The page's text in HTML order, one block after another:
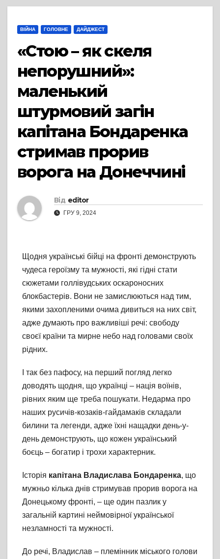
ВІЙНА ГОЛОВНЕ ДАЙДЖЕСТ
«Стою – як скеля
непорушний»:
маленький
штурмовий загін
капітана Бондаренка
стримав прорив
ворога на Донеччині
Від editor
ГРУ 9, 2024
Щодня українські бійці на фронті демонструють
чудеса героїзму та мужності, які гідні стати
сюжетами голлівудських оскароносних
блокбастерів. Вони не замислюються над тим,
якими захопленими очима дивиться на них світ,
адже думають про важливіші речі: свободу
своєї країни та мирне небо над головами своїх
рідних.
І так без пафосу, на перший погляд легко
доводять щодня, що українці – нація воїнів,
рівних яким ще треба пошукати. Недарма про
наших русичів-козаків-гайдамаків складали
билини та легенди, адже їхні нащадки день-у-
день демонструють, що кожен український
боєць – богатир і трохи характерник.
Історія капітана Владислава Бондаренка, що
мужньо кілька днів стримував прорив ворога на
Донецькому фронті, – ще один пазлик у
загальній картині неймовірної української
незламності та мужності.
До речі, Владислав – племінник міського голови